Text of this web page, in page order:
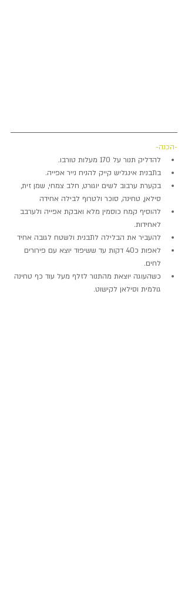
-הכנה-
להדליק תנור על 170 מעלות טורבו.
בתבנית אינגליש קייק להניח נייר אפייה.
בקערת ערבוב לשים יוגורט, חלב צמחי, שמן זית,
סילאן, טחינה, סוכר ולטרוף לבילה אחידה
להוסיף קמח כוסמין מלא ואבקת אפייה ולערבב
לאחידות.
להעביר את הבלילה לתבנית ולשטח לגובה אחיד
לאפות כ40 דקות עד ששיפוד יוצא עם פירורים
לחים.
כשהעוגה יוצאת מהתנור לזלף מעל עוד כף טחינה
גולמית וסילאן לקישוט.